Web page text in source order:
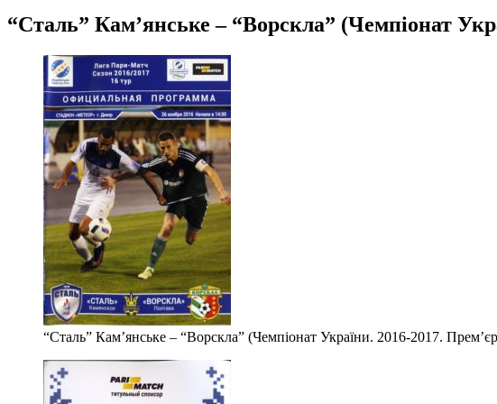
“Сталь” Кам’янське – “Ворскла” (Чемпіонат
“Сталь” Кам’янське – “Ворскла” (Чемпіонат України. 2016-2017.